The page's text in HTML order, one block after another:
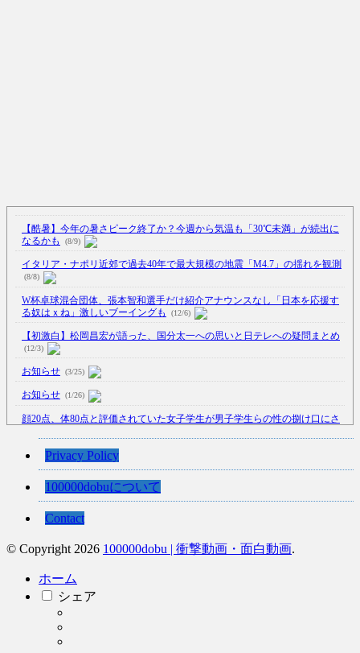
【酷暑】今年の暑さピーク終了か？今週から気温も「30℃未満」が続出に
なるかも
(8/9)
イタリア・ナポリ近郊で過去40年で最大規模の地震「M4.7」の揺れを観測
(8/8)
W杯卓球混合団体、張本智和選手だけ紹介アナウンスなし「日本を応援す
る奴はｘね」激しいブーイングも
(12/6)
【初激白】松岡昌宏が語った、国分太一への思いと日テレへの疑問まとめ
(12/3)
お知らせ (3/25)
お知らせ (1/26)
顔20点、体80点と評価されていた女子学生が男子学生らの性の捌け口にさ
【中国】処理水の問題化狙うも不発？ASEAN関連会合で賛同広がらず
【韓国】54.1％「IAEA報告書を信用しない」
Powered by livedoor 相互RSS
Privacy Policy
100000dobuについて
Contact
© Copyright 2026 100000dobu | 衝撃動画・面白動画.
ホーム
シェア